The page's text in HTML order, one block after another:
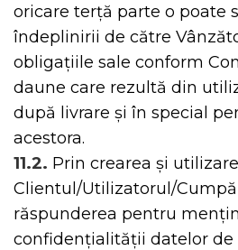
oricare terță parte o poate
îndeplinirii de către
obligațiile sale conform
daune care rezultă din
după livrare și în special
acestora.
11.2. Prin crearea și
Clientul/Utilizatorul/
răspunderea pentru
confidențialității datelor de